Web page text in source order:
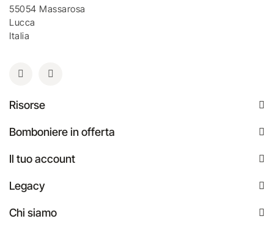
55054 Massarosa
Lucca
Italia
Risorse
Bomboniere in offerta
Il tuo account
Legacy
Chi siamo